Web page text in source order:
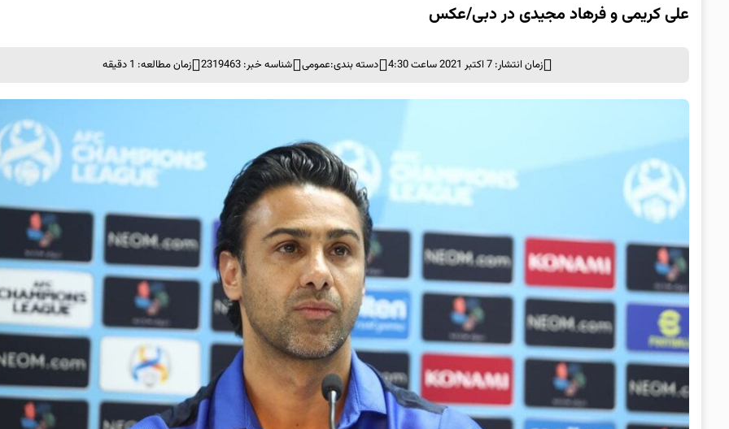
علی کریمی و فرهاد مجیدی در دبی/عکس
زمان انتشار: 7 اکتبر 2021 ساعت 4:30 دسته بندی:عمومی شناسه خبر: 2319463 زمان مطالعه: 1 دقیقه